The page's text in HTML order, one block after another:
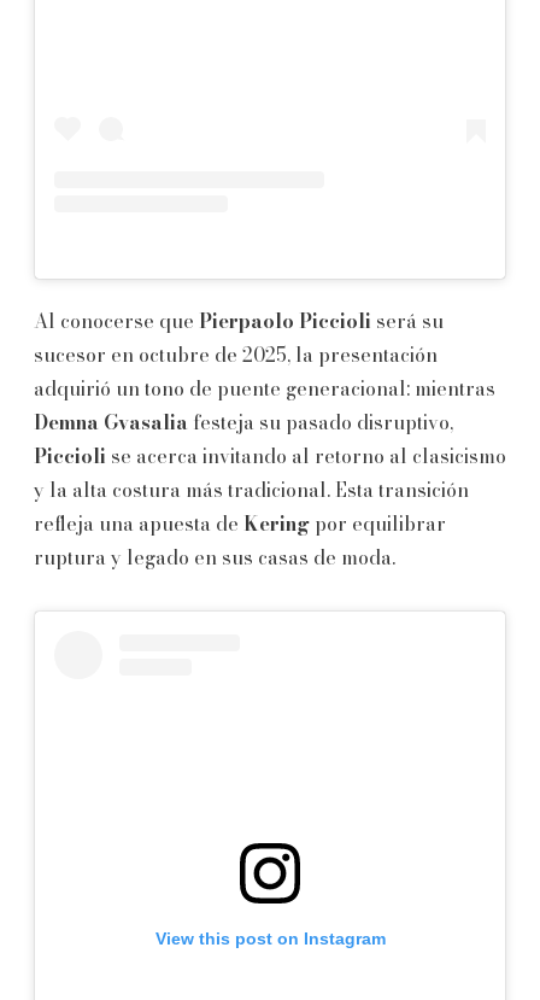
Al conocerse que Pierpaolo Piccioli será su
sucesor en octubre de 2025, la presentación
adquirió un tono de puente generacional: mientras
Demna Gvasalia festeja su pasado disruptivo,
Piccioli se acerca invitando al retorno al clasicismo
y la alta costura más tradicional. Esta transición
refleja una apuesta de Kering por equilibrar
ruptura y legado en sus casas de moda.
View this post on Instagram